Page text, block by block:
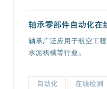
轴承零部件自动化在
轴承广泛应用于航空工
水泥机械等行业。
自动化 在线检测